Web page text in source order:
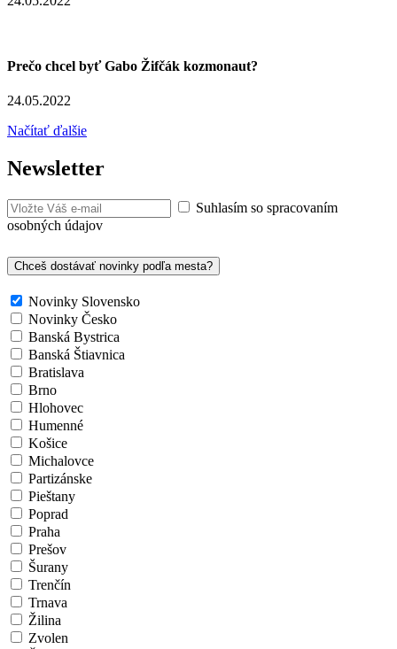
Prečo chcel byť Gabo Žifčák kozmonaut?
24.05.2022
Načítať ďalšie
Newsletter
Suhlasím so spracovaním
osobných údajov
Chceš dostávať novinky podľa mesta?
Novinky Slovensko
Novinky Česko
Banská Bystrica
Banská Štiavnica
Bratislava
Brno
Hlohovec
Humenné
Košice
Michalovce
Partizánske
Pieštany
Poprad
Praha
Prešov
Šurany
Trenčín
Trnava
Žilina
Zvolen